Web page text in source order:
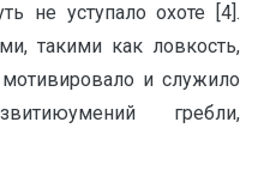
не уступало охоте [4].
такими как ловкость,
и служило
гребли,